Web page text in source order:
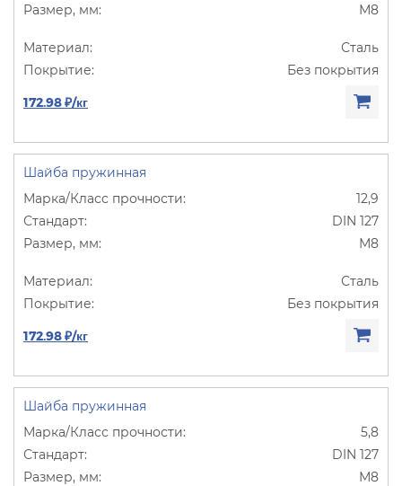
М8
Сталь
Без покрытия
172.98 ₽/кг
Шайба пружинная
12,9
DIN 127
М8
Сталь
Без покрытия
172.98 ₽/кг
Шайба пружинная
5,8
DIN 127
М8